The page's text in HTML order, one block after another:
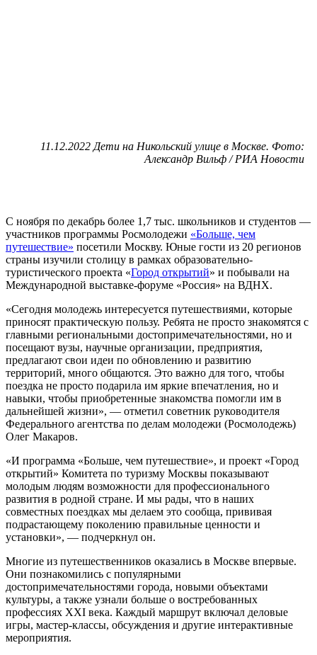
11.12.2022 Дети на Никольский улице в Москве. Фото:
Александр Вильф / РИА Новости
С ноября по декабрь более 1,7 тыс. школьников и студентов —
участников программы Росмолодежи «Больше, чем
путешествие» посетили Москву. Юные гости из 20 регионов
страны изучили столицу в рамках образовательно-
туристического проекта «Город открытий» и побывали на
Международной выставке-форуме «Россия» на ВДНХ.
«Сегодня молодежь интересуется путешествиями, которые
приносят практическую пользу. Ребята не просто знакомятся с
главными региональными достопримечательностями, но и
посещают вузы, научные организации, предприятия,
предлагают свои идеи по обновлению и развитию
территорий, много общаются. Это важно для того, чтобы
поездка не просто подарила им яркие впечатления, но и
навыки, чтобы приобретенные знакомства помогли им в
дальнейшей жизни», — отметил советник руководителя
Федерального агентства по делам молодежи (Росмолодежь)
Олег Макаров.
«И программа «Больше, чем путешествие», и проект «Город
открытий» Комитета по туризму Москвы показывают
молодым людям возможности для профессионального
развития в родной стране. И мы рады, что в наших
совместных поездках мы делаем это сообща, прививая
подрастающему поколению правильные ценности и
установки», — подчеркнул он.
Многие из путешественников оказались в Москве впервые.
Они познакомились с популярными
достопримечательностями города, новыми объектами
культуры, а также узнали больше о востребованных
профессиях ХХI века. Каждый маршрут включал деловые
игры, мастер-классы, обсуждения и другие интерактивные
мероприятия.